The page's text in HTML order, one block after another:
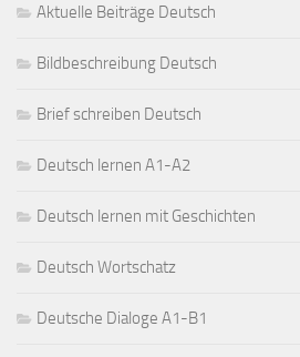
Aktuelle Beiträge Deutsch
Bildbeschreibung Deutsch
Brief schreiben Deutsch
Deutsch lernen A1-A2
Deutsch lernen mit Geschichten
Deutsch Wortschatz
Deutsche Dialoge A1-B1